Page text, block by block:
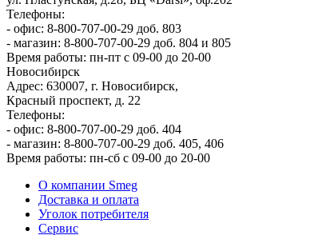
Телефоны:
- офис: 8-800-707-00-29 доб. 803
- магазин: 8-800-707-00-29 доб. 804 и 805
Время работы: пн-пт с 09-00 до 20-00
Новосибирск
Адрес: 630007, г. Новосибирск,
Красный проспект, д. 22
Телефоны:
- офис: 8-800-707-00-29 доб. 404
- магазин: 8-800-707-00-29 доб. 405, 406
Время работы: пн-сб с 09-00 до 20-00
О компании Smeg
Доставка и оплата
Уголок потребителя
Сервис